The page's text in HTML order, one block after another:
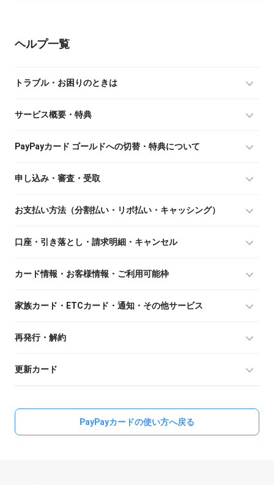
ヘルプ
トラブル・お困りのときは
サービス概要・特典
PayPayカード ゴールドへの切替・特典について
申し込み・審査・受取
お支払い方法（分割払い・リボ払い・キャッシング）
口座・引き落とし・請求明細・キャンセル
カード情報・お客様情報・ご利用可能枠
家族カード・ETCカード・通知・その他サービス
再発行・解約
更新カード
PayPayカードの使い方へ戻る